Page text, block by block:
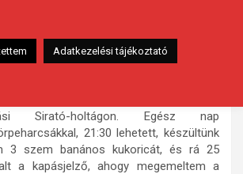
11,50 kg / 83 cm
Sirató-holtágon. Egész nap
21:30 lehetett, készültünk
3 szem banános kukoricát, és rá 25
a kapásjelző, ahogy megemeltem a
Adatkezelési tájékoztató